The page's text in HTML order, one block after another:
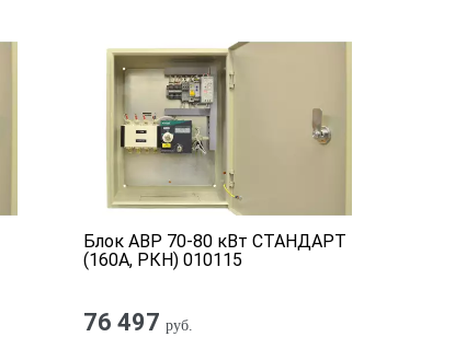
Блок АВР 70-80 кВт СТАНДАРТ
(160А, РКН) 010115
76 497 руб.